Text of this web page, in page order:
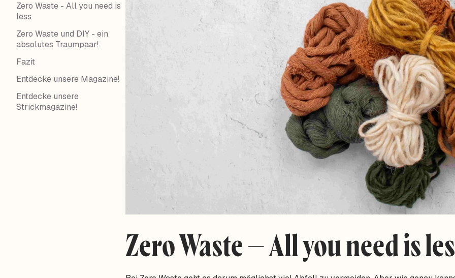
Zero Waste - All you need is
less
Zero Waste und DIY - ein
absolutes Traumpaar!
Fazit
Entdecke unsere Magazine!
Entdecke unsere
Strickmagazine!
Zero Waste – All you need is